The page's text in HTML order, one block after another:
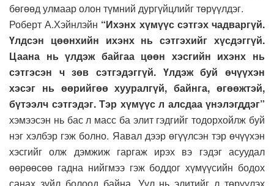
бөгөөд улмаар олон түмний дургүйцлийг төрүүлдэг.
Роберт А.Хэйнлэйн “Ихэнх хүмүүс сэтгэх чадваргүй.
Үлдсэн цөөнхийн ихэнх нь сэтгэхийг хүсдэггүй.
Цаана нь үлдэж байгаа цөөн хэсгийн ихэнх нь
сэтгэсэн ч зөв сэтгэдэггүй. Үлдэж буй өчүүхэн
хэсэг нь өөрийгөө хууралгүй, байнга, өгөөжтэй,
бүтээлч сэтгэдэг. Тэр хүмүүс л алсдаа үнэлэгддэг”
хэмээсэн нь бас л масс ба элит гэдгийг тодорхойлж буй
нэг хэлбэр гэж болно. Яавал дээр өгүүлсэн тэр өчүүхэн
хэсгийг олж дэмжиж гаргаж ирэх вэ гэдэг асуудал
өөрөөсөө гадна нийгмээ гэж боддог хүмүүсийн бодох
санах зүйл болоод байна. Уул нь элитийг л төрүүлэх